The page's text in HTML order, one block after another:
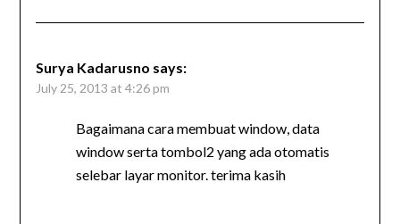
Surya Kadarusno says:
July 25, 2013 at 4:26 pm
Bagaimana cara membuat window, data
window serta tombol2 yang ada otomatis
selebar layar monitor. terima kasih